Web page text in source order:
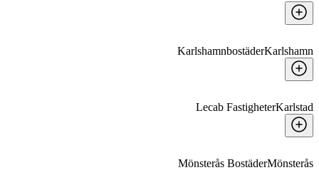
KarlshamnbostäderKarlshamn
Lecab FastigheterKarlstad
Mönsterås BostäderMönsterås